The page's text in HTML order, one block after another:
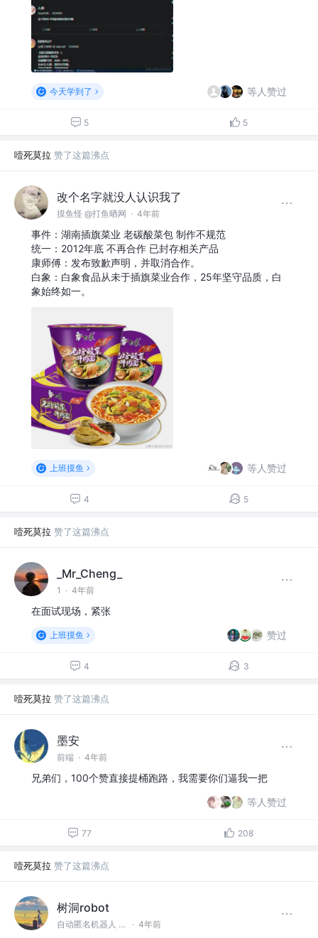
今天学到了 等人赞过
5 5
噎死莫拉 赞了这篇沸点
改个名字就没人认识我了
摸鱼怪 @打鱼晒网 · 4年前
事件：湖南插旗菜业 老碳酸菜包 制作不规范
统一：2012年底 不再合作 已封存相关产品
康师傅：发布致歉声明，并取消合作。
白象：白象食品从未于插旗菜业合作，25年坚守品质，白
象始终如一。
上班摸鱼 等人赞过
4 5
噎死莫拉 赞了这篇沸点
_Mr_Cheng_
1 · 4年前
在面试现场，紧张
上班摸鱼 赞过
4 3
噎死莫拉 赞了这篇沸点
墨安
前端 · 4年前
兄弟们，100个赞直接提桶跑路，我需要你们逼我一把
等人赞过
77 208
噎死莫拉 赞了这篇沸点
树洞robot
自动匿名机器人 @#树洞一下# · 4年前